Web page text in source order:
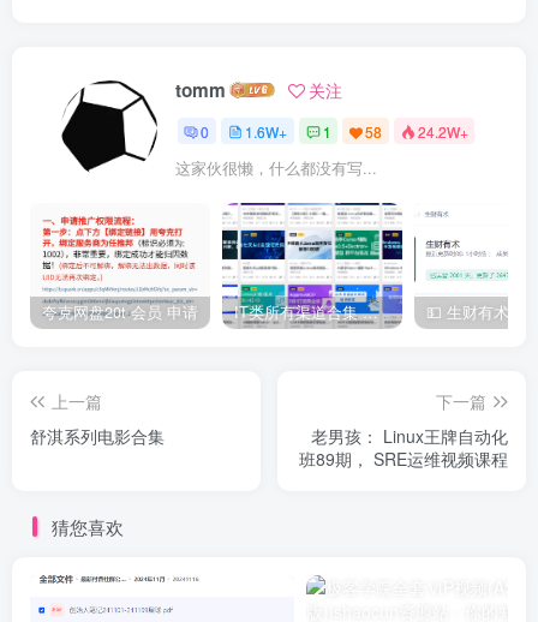
tomm 关注
0 1.6W+ 1 58 24.2W+
这家伙很懒，什么都没有写...
夸克网盘20t 会员 申请 IT类所有渠道合集 持续日更，目前近四千多条资源 年费用户微信私信获取权限
上一篇
舒淇系列电影合集
下一篇
老男孩： Linux王牌自动化
班89期， SRE运维视频课程
猜您喜欢